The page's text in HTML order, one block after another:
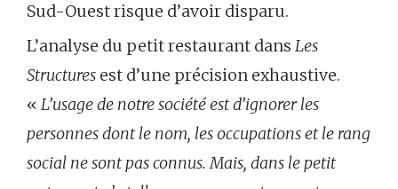
Sud-Ouest risque d’avoir disparu.
L’analyse du petit restaurant dans Les
Structures est d’une précision exhaustive.
« L’usage de notre société est d’ignorer les
personnes dont le nom, les occupations et le rang
social ne sont pas connus. Mais, dans le petit